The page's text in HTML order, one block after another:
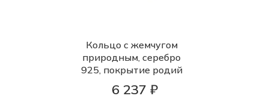
Кольцо с жемчугом
природным, серебро
925, покрытие родий
6 237 ₽